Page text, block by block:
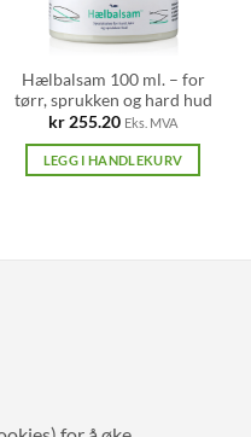
Hælbalsam 100 ml. – for
tørr, sprukken og hard hud
kr 255.20 Eks. MVA
LEGG I HANDLEKURV